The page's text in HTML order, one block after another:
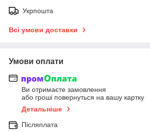
Укрпошта
Всі умови доставки
Умови оплати
Ви отримаєте замовлення
або гроші повернуться на вашу картку
Детальніше
Післяплата